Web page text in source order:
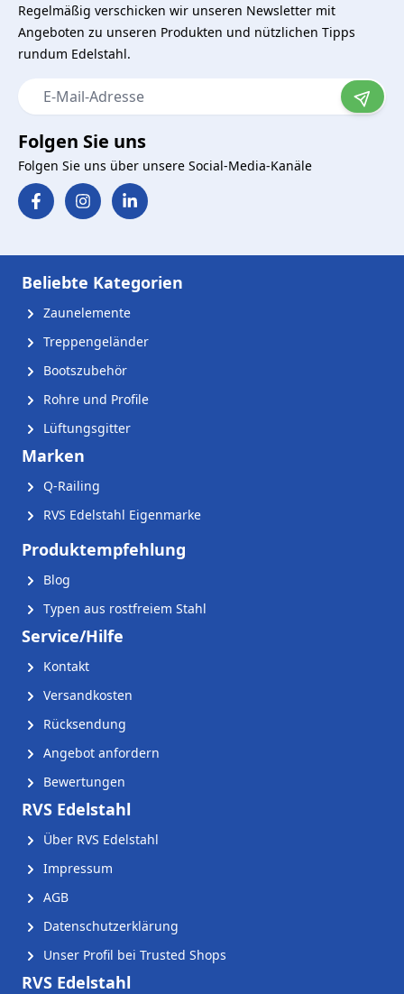
Regelmäßig verschicken wir unseren Newsletter mit
Angeboten zu unseren Produkten und nützlichen Tipps
rundum Edelstahl.
E-Mail-Adresse
Folgen Sie uns
Folgen Sie uns über unsere Social-Media-Kanäle
Beliebte Kategorien
Zaunelemente
Treppengeländer
Bootszubehör
Rohre und Profile
Lüftungsgitter
Marken
Q-Railing
RVS Edelstahl Eigenmarke
Produktempfehlung
Blog
Typen aus rostfreiem Stahl
Service/Hilfe
Kontakt
Versandkosten
Rücksendung
Angebot anfordern
Bewertungen
RVS Edelstahl
Über RVS Edelstahl
Impressum
AGB
Datenschutzerklärung
Unser Profil bei Trusted Shops
RVS Edelstahl